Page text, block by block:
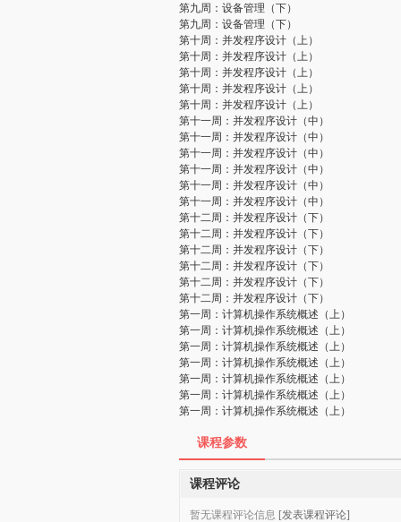
第九周：设备管理（下）
第九周：设备管理（下）
第十周：并发程序设计（上）
第十周：并发程序设计（上）
第十周：并发程序设计（上）
第十周：并发程序设计（上）
第十周：并发程序设计（上）
第十一周：并发程序设计（中）
第十一周：并发程序设计（中）
第十一周：并发程序设计（中）
第十一周：并发程序设计（中）
第十一周：并发程序设计（中）
第十一周：并发程序设计（中）
第十二周：并发程序设计（下）
第十二周：并发程序设计（下）
第十二周：并发程序设计（下）
第十二周：并发程序设计（下）
第十二周：并发程序设计（下）
第十二周：并发程序设计（下）
第一周：计算机操作系统概述（上）
第一周：计算机操作系统概述（上）
第一周：计算机操作系统概述（上）
第一周：计算机操作系统概述（上）
第一周：计算机操作系统概述（上）
第一周：计算机操作系统概述（上）
第一周：计算机操作系统概述（上）
课程参数
课程评论
暂无课程评论信息 [发表课程评论]